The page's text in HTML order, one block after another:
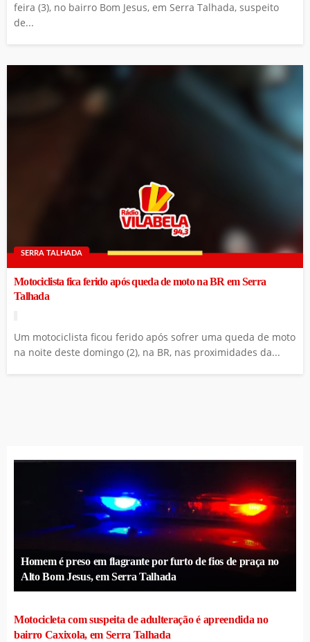
feira (3), no bairro Bom Jesus, em Serra Talhada, suspeito
de...
SERRA TALHADA
Motociclista fica ferido após queda de moto na BR em Serra
Talhada
Um motociclista ficou ferido após sofrer uma queda de moto
na noite deste domingo (2), na BR, nas proximidades da...
Homem é preso em flagrante por furto de fios de praça no
Alto Bom Jesus, em Serra Talhada
Motocicleta com suspeita de adulteração é apreendida no
bairro Caxixola, em Serra Talhada